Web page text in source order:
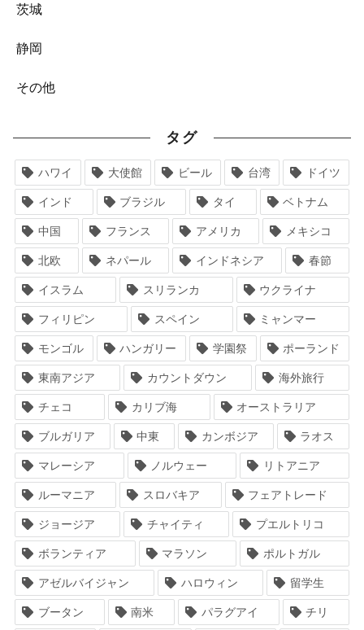
茨城
静岡
その他
タグ
ハワイ 大使館 ビール 台湾 ドイツ
インド ブラジル タイ ベトナム
中国 フランス アメリカ メキシコ
北欧 ネパール インドネシア 春節
イスラム スリランカ ウクライナ
フィリピン スペイン ミャンマー
モンゴル ハンガリー 学園祭 ポーランド
東南アジア カウントダウン 海外旅行
チェコ カリブ海 オーストラリア
ブルガリア 中東 カンボジア ラオス
マレーシア ノルウェー リトアニア
ルーマニア スロバキア フェアトレード
ジョージア チャイティ プエルトリコ
ボランティア マラソン ポルトガル
アゼルバイジャン ハロウィン 留学生
ブータン 南米 パラグアイ チリ